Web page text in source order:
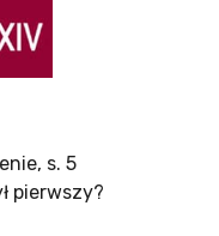
s. 5
pierwszy?